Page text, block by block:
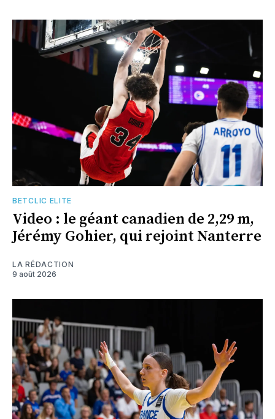
BETCLIC ELITE
Video : le géant canadien de 2,29 m,
Jérémy Gohier, qui rejoint Nanterre
LA RÉDACTION
9 août 2026